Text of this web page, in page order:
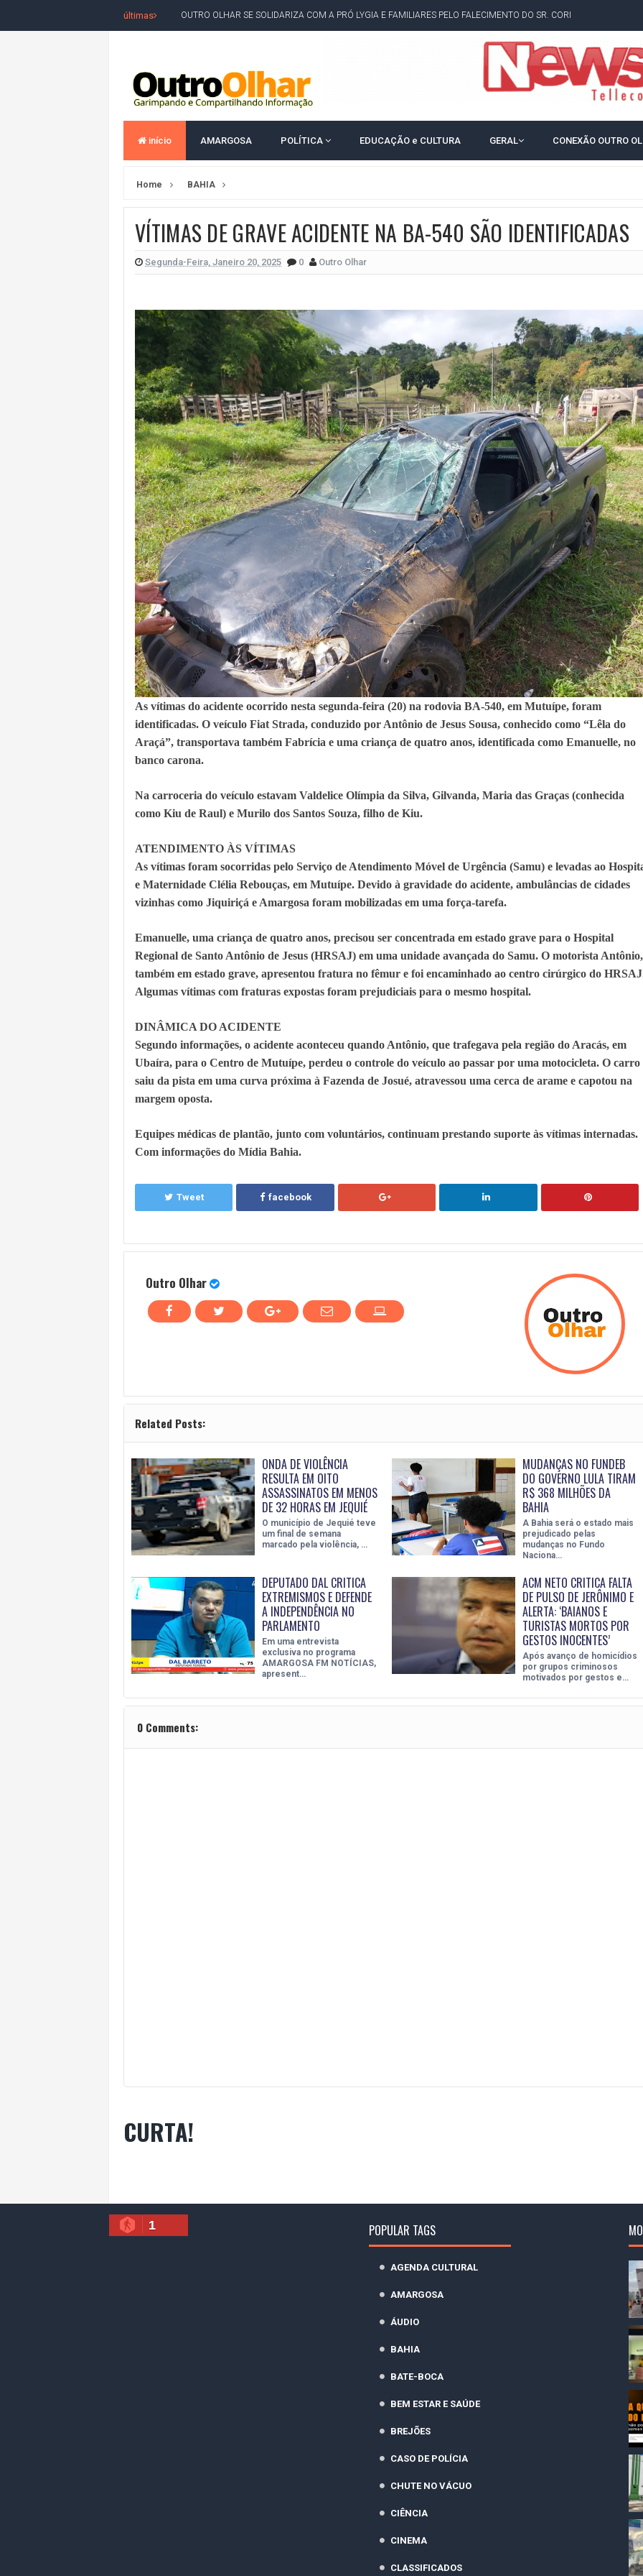
últimas OUTRO OLHAR SE SOLIDARIZA COM A PRÓ LYGIA E FAMILIARES PELO FALECIMENTO DO SR. CORI
CAMPEONATO DE 'GRAU' TERMINA COM HOMEM MORTO A TIROS EM SALVADOR
VÍTIMA DE HOMICÍDIO EM SALVADOR, LORAN PRAZERES FOI MORADOR DE AMARGOSA E ESTUDANTE DA UFRB
5. DEUS, SENHOR DO TEMPO E DA INFINITA MISERICÓRDIA
ACM NETO ABRE VANTAGEM NUMÉRICA SOBRE JERÔNIMO, MAS CENÁRIO SEGUE INDEFINIDO
VAN ESCOLAR CAI EM RIO, MAS TODAS AS CRIANÇAS RECEBEM ALTA E PASSAM BEM APÓS ACIDENTE EM
LULA E FLÁVIO BOLSONARO EMPATAM TECNICAMENTE NO 2º TURNO, DIZ PESQUISA
BAHIA E CORINTHIANS EMPATAM EM JOGO PEGADO NA ARENA FONTE NOVA
ELEIÇÕES NA BAHIA: PSOL E REDE OFICIALIZAM CHAPA PURA COM RONALDO MANSUR E MEIRE REIS
DEFENSORIA PÚBLICA REALIZA MUTIRÃO GRATUITO DE DNA EM AMARGOSA PARA RECONHECIMENTO DE
MILEI CHAMA LULA DE "LADRÃO E CORRUPTO" E ELEVA TENSÃO DIPLOMÁTICA ENTRE BRASIL E ARGENTINA
ACM NETO LIDERA EM TODOS OS CENÁRIOS DA NOVA PESQUISA PARANÁ PARA O GOVERNO DA BAHIA
LEVARAM CELULARES: Prefeito e presidente de Câmara são furtados em convenção do PT na Bahia
CONVENÇÃO DO PT MARCA INÍCIO DA CAMPANHA DE JERÔNIMO COM DISCURSO MODERADO DE LULA
REDES SOCIAIS REFLETEM DISPUTA PELO GOVERNO DA BAHIA COM VANTAGEM PARA ACM NETO EM ENQUETES
AMARGOSA: CONFUSÃO EM ÓRGÃO PÚBLICO TERMINA COM MULHER DETIDA COM FACA TIPO PEIXEIRA
início AMARGOSA POLÍTICA EDUCAÇÃO e CULTURA GERAL CONEXÃO OUTRO
Home BAHIA
VÍTIMAS DE GRAVE ACIDENTE NA BA-540 SÃO IDENTIFICADAS
Segunda-Feira, Janeiro 20, 2025 0 Outro Olhar
As vítimas do acidente ocorrido nesta segunda-feira (20) na rodovia BA-540, em Mutuípe, foram
identificadas. O veículo Fiat Strada, conduzido por Antônio de Jesus Sousa, conhecido como “Lêla do
Araçá”, transportava também Fabrícia e uma criança de quatro anos, identificada como Emanuelle, no
banco carona.
Na carroceria do veículo estavam Valdelice Olímpia da Silva, Gilvanda, Maria das Graças (conhecida
como Kiu de Raul) e Murilo dos Santos Souza, filho de Kiu.
ATENDIMENTO ÀS VÍTIMAS
As vítimas foram socorridas pelo Serviço de Atendimento Móvel de Urgência (Samu) e levadas ao
e Maternidade Clélia Rebouças, em Mutuípe. Devido à gravidade do acidente, ambulâncias de cidades
vizinhas como Jiquiriçá e Amargosa foram mobilizadas em uma força-tarefa.
Emanuelle, uma criança de quatro anos, precisou ser concentrada em estado grave para o Hospital
Regional de Santo Antônio de Jesus (HRSAJ) em uma unidade avançada do Samu. O motorista Antônio,
também em estado grave, apresentou fratura no fêmur e foi encaminhado ao centro cirúrgico do
Algumas vítimas com fraturas expostas foram prejudiciais para o mesmo hospital.
DINÂMICA DO ACIDENTE
Segundo informações, o acidente aconteceu quando Antônio, que trafegava pela região do Aracás, em
Ubaíra, para o Centro de Mutuípe, perdeu o controle do veículo ao passar por uma motocicleta. O carro
saiu da pista em uma curva próxima à Fazenda de Josué, atravessou uma cerca de arame e capotou na
margem oposta.
Equipes médicas de plantão, junto com voluntários, continuam prestando suporte às vítimas internadas.
Com informações do Mídia Bahia.
Tweet facebook
Outro Olhar
Related Posts:
ONDA DE VIOLÊNCIA
RESULTA EM OITO
ASSASSINATOS EM MENOS
DE 32 HORAS EM JEQUIÉ
O município de Jequié teve
um final de semana
marcado pela violência, …
MUDANÇAS NO FUNDEB
DO GOVERNO LULA TIRAM
R$ 368 MILHÕES DA
BAHIA
A Bahia será o estado mais
prejudicado pelas
mudanças no Fundo
Naciona…
DEPUTADO DAL CRITICA
EXTREMISMOS E DEFENDE
A INDEPENDÊNCIA NO
PARLAMENTO
Em uma entrevista
exclusiva no programa
AMARGOSA FM NOTÍCIAS,
apresent…
ACM NETO CRITICA FALTA
DE PULSO DE JERÔNIMO E
ALERTA: ‘BAIANOS E
TURISTAS MORTOS POR
GESTOS INOCENTES’
Após avanço de homicídios
por grupos criminosos
motivados por gestos e…
0 Comments:
CURTA!
1 POPULAR TAGS
AGENDA CULTURAL
AMARGOSA
ÁUDIO
BAHIA
BATE-BOCA
BEM ESTAR E SAÚDE
BREJÕES
CASO DE POLÍCIA
CHUTE NO VÁCUO
CIÊNCIA
CINEMA
CLASSIFICADOS